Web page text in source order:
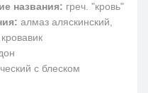
названия: греч. "кровь"
алмаз аляскинский,
с блеском